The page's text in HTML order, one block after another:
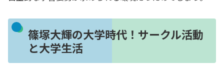
篠塚大輝の大学時代！サークル活動
と大学生活